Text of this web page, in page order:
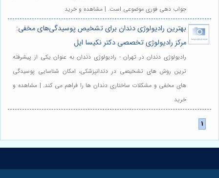
جواب دهی فوری موضوعی است. | مشاهده و خرید
بهترین رادیولوژی دندان برای تشخیص پوسیدگی‌های مخفی:
مرکز رادیولوژی تخصصی دکتر نکیسا ایل
رادیولوژی دندان در تهران - رادیولوژی دندان به عنوان یکی از پیشرفته
ترین روش های تشخیصی در دندانپزشکی، امکان شناسایی پوسیدگی
های مخفی و مشکلات ساختاری دندان ها را فراهم می کند. | مشاهده و
خرید